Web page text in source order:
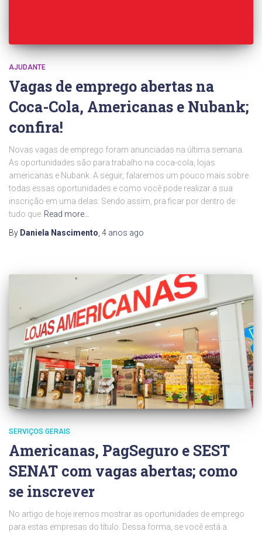
AJUDANTE
Vagas de emprego abertas na
Coca-Cola, Americanas e Nubank;
confira!
Novas vagas de emprego foram anunciadas na última semana.
As oportunidades são para trabalho na coca-cola, lojas
americanas e Nubank. A seguir, falaremos um pouco mais sobre
todas essas oportunidades e como você pode realizar a sua
inscrição em uma delas. Sendo assim, pra ficar por dentro de
tudo que Read more…
By Daniela Nascimento 4 anos ago
SERVIÇOS GERAIS
Americanas, PagSeguro e SEST
SENAT com vagas abertas; como
se inscrever
No artigo de hoje iremos mostrar as oportunidades de emprego
para estas empresas do título. Dessa forma, se você está a